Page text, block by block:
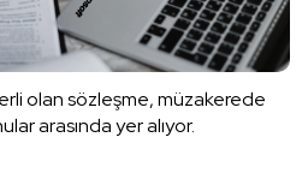
olan sözleşme, müzakerede
arasında yer alıyor.